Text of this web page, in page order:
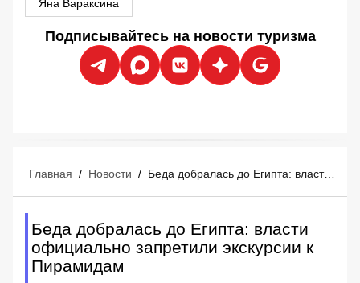
Яна Вараксина
Подписывайтесь на новости туризма
Главная / Новости / Беда добралась до Египта: власти официально запретили экскурсии к Пирамидам
Беда добралась до Египта: власти
официально запретили экскурсии к
Пирамидам